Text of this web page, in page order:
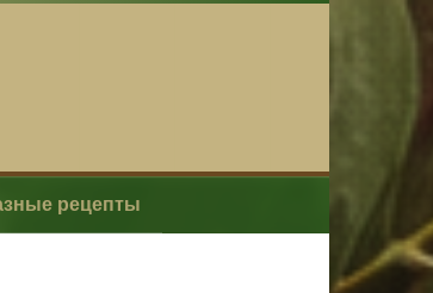
рецепты